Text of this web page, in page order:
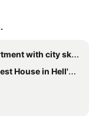
Easy commute midtown Manhattan.
in Hell's Kitchen